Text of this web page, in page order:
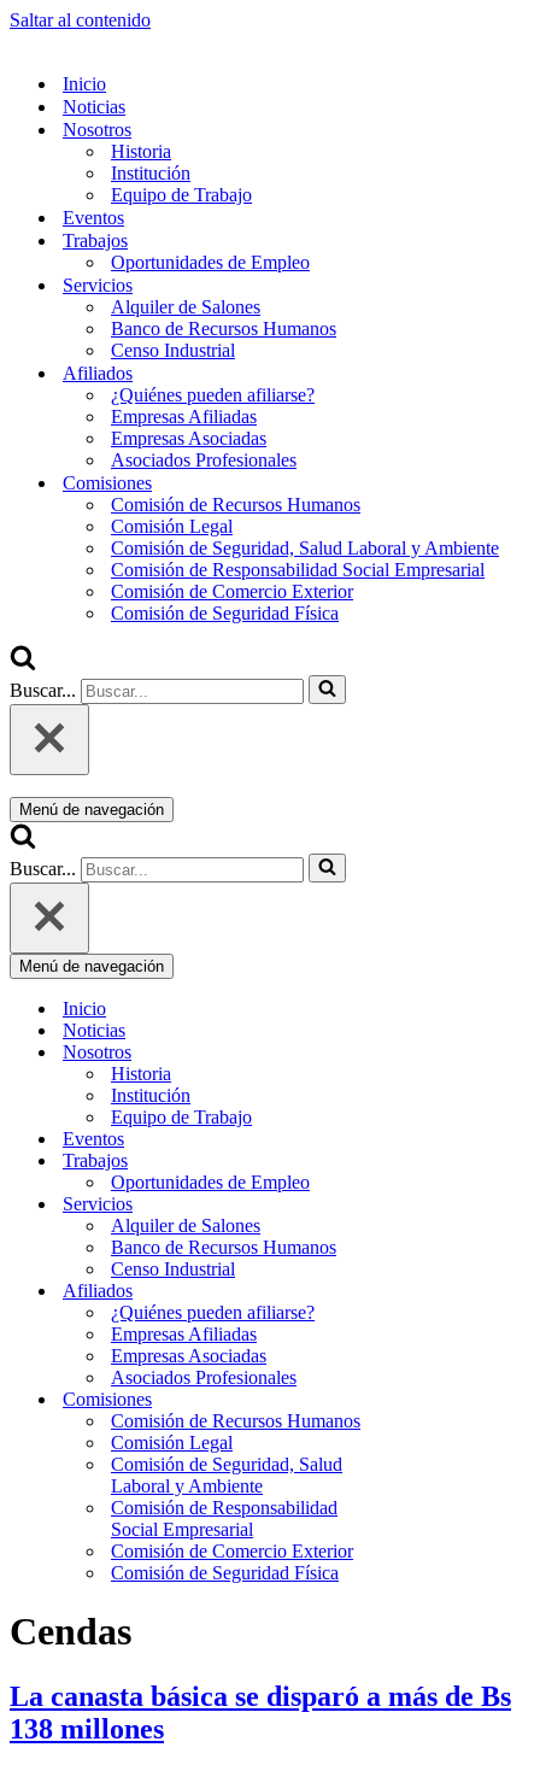
Saltar al contenido
Inicio
Noticias
Nosotros
Historia
Institución
Equipo de Trabajo
Eventos
Trabajos
Oportunidades de Empleo
Servicios
Alquiler de Salones
Banco de Recursos Humanos
Censo Industrial
Afiliados
¿Quiénes pueden afiliarse?
Empresas Afiliadas
Empresas Asociadas
Asociados Profesionales
Comisiones
Comisión de Recursos Humanos
Comisión Legal
Comisión de Seguridad, Salud Laboral y Ambiente
Comisión de Responsabilidad Social Empresarial
Comisión de Comercio Exterior
Comisión de Seguridad Física
Buscar...
Menú de navegación
Buscar...
Menú de navegación
Inicio
Noticias
Nosotros
Historia
Institución
Equipo de Trabajo
Eventos
Trabajos
Oportunidades de Empleo
Servicios
Alquiler de Salones
Banco de Recursos Humanos
Censo Industrial
Afiliados
¿Quiénes pueden afiliarse?
Empresas Afiliadas
Empresas Asociadas
Asociados Profesionales
Comisiones
Comisión de Recursos Humanos
Comisión Legal
Comisión de Seguridad, Salud
Laboral y Ambiente
Comisión de Responsabilidad
Social Empresarial
Comisión de Comercio Exterior
Comisión de Seguridad Física
Cendas
La canasta básica se disparó a más de Bs
138 millones